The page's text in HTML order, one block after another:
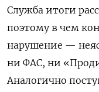
Служба итоги
поэтому в чем
нарушение —
ни ФАС, ни
Аналогично